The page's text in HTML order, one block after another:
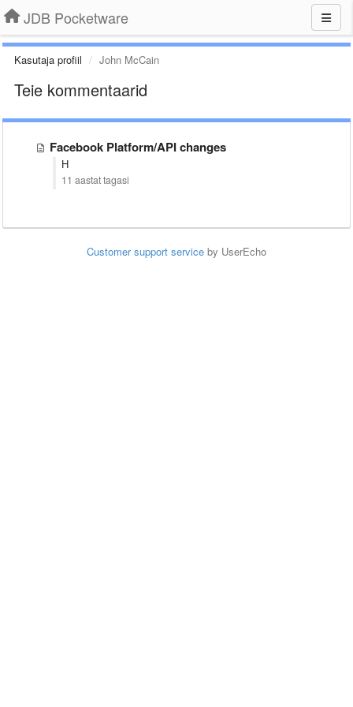
JDB Pocketware
Kasutaja profiil John McCain
Teie kommentaarid
Facebook Platform/API changes
H
11 aastat tagasi
Customer support service by UserEcho